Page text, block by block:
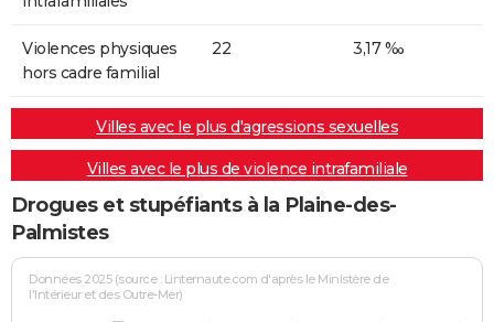
Violences physiques
hors cadre familial
22 3,17 ‰
Villes avec le plus d'agressions sexuelles
Villes avec le plus de violence intrafamiliale
Drogues et stupéfiants à la Plaine-des-
Palmistes
Données 2025 (source : Linternaute.com d'après le Ministère de
l'Intérieur et des Outre-Mer)